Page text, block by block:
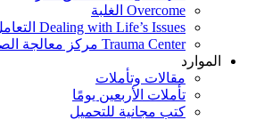
Overcome الغلبة
Dealing with Life’s Issues التعامل مع قضايا الحياة
Trauma Center مركز معالجة الصدمات
الموارد
مقالات وتأملات
تأملات الأربعين يومًا
كتب مجانية للتحميل